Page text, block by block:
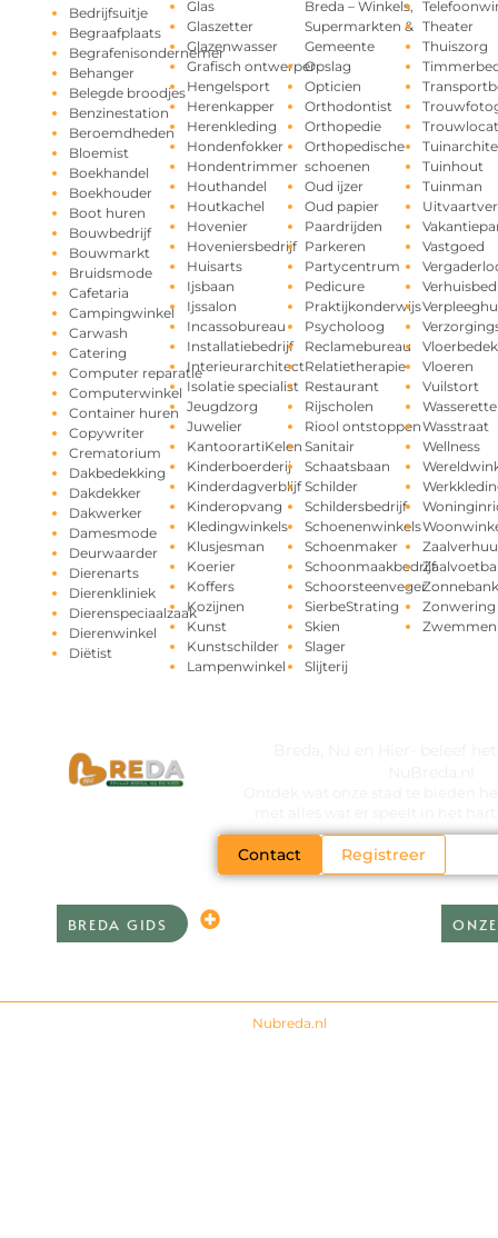
Bedrijfsuitje
Begraafplaats
Begrafenisondernemer
Behanger
Belegde broodjes
Benzinestation
Beroemdheden
Bloemist
Boekhandel
Boekhouder
Boot huren
Bouwbedrijf
Bouwmarkt
Bruidsmode
Cafetaria
Campingwinkel
Carwash
Catering
Computer reparatie
Computerwinkel
Container huren
Copywriter
Crematorium
Dakbedekking
Dakdekker
Dakwerker
Damesmode
Deurwaarder
Dierenarts
Dierenkliniek
Dierenspeciaalzaak
Dierenwinkel
Diëtist
Glas
Glaszetter
Glazenwasser
Grafisch ontwerper
Hengelsport
Herenkapper
Herenkleding
Hondenfokker
Hondentrimmer
Houthandel
Houtkachel
Hovenier
Hoveniersbedrijf
Huisarts
Ijsbaan
Ijssalon
Incassobureau
Installatiebedrijf
Interieurarchitect
Isolatie specialist
Jeugdzorg
Juwelier
KantoorartiKelen
Kinderboerderij
Kinderdagverblijf
Kinderopvang
Kledingwinkels
Klusjesman
Koerier
Koffers
Kozijnen
Kunst
Kunstschilder
Lampenwinkel
Breda – Winkels,
Supermarkten &
Gemeente
Opslag
Opticien
Orthodontist
Orthopedie
Orthopedische
schoenen
Oud ijzer
Oud papier
Paardrijden
Parkeren
Partycentrum
Pedicure
Praktijkonderwijs
Psycholoog
Reclamebureau
Relatietherapie
Restaurant
Rijscholen
Riool ontstoppen
Sanitair
Schaatsbaan
Schilder
Schildersbedrijf
Schoenenwinkels
Schoenmaker
Schoonmaakbedrijf
Schoorsteenveger
SierbeStrating
Skien
Slager
Slijterij
Theater
Thuiszorg
Tuinhout
Tuinman
Vastgoed
Vloeren
Vuilstort
Wasserette
Wasstraat
Wellness
Zonnebank
Zonwering
Zwemmen
Contact Registreer
BREDA GIDS
Nubreda.nl